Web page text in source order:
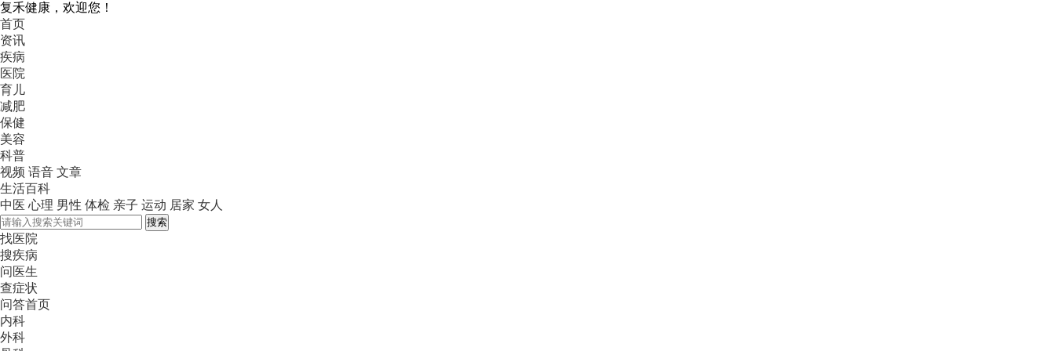
复禾健康，欢迎您！
首页
资讯
疾病
医院
育儿
减肥
保健
美容
科普
视频 语音 文章
生活百科
中医 心理 男性 体检 亲子 运动 居家 女人
搜索
找医院
搜疾病
问医生
查症状
问答首页
内科
外科